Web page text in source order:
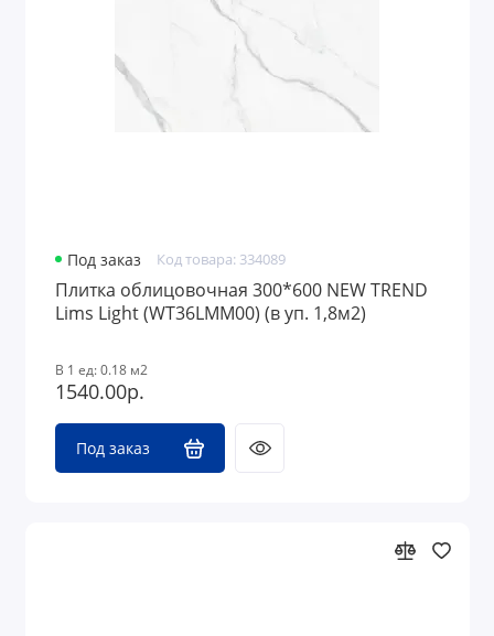
Под заказ Код товара: 334089
Плитка облицовочная 300*600 NEW TREND
Lims Light (WT36LMM00) (в уп. 1,8м2)
В 1 ед: 0.18 м2
1540.00р.
Под заказ